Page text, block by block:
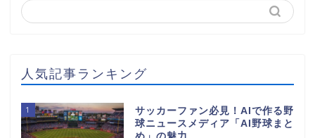
人気記事ランキング
1
サッカーファン必見！AIで作る野
球ニュースメディア「AI野球まと